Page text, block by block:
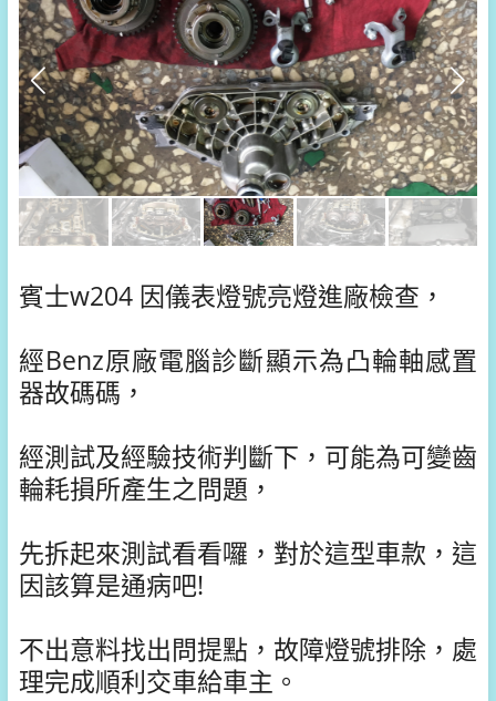
賓士w204 因儀表燈號亮燈進廠檢查，
經Benz原廠電腦診斷顯示為凸輪軸感置
器故碼碼，
經測試及經驗技術判斷下，可能為可變齒
輪耗損所產生之問題，
先拆起來測試看看囉，對於這型車款，這
因該算是通病吧!
不出意料找出問提點，故障燈號排除，處
理完成順利交車給車主。